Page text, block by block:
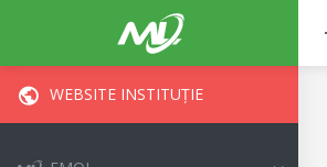
WEBSITE INSTITUȚIE